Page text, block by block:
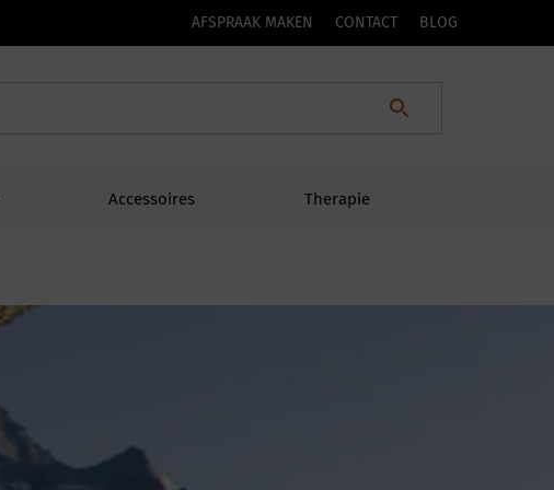
AFSPRAAK MAKEN CONTACT BLOG
Accessoires Therapie